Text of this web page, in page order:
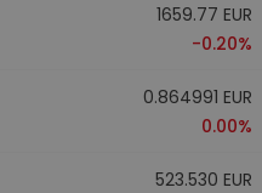
1659.77 EUR
-0.20%
0.864991 EUR
0.00%
523.530 EUR